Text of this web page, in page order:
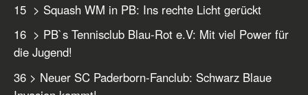
15 > Squash WM in PB: Ins rechte Licht gerückt
16 > PB`s Tennisclub Blau-Rot e.V: Mit viel Power für
die Jugend!
36 > Neuer SC Paderborn-Fanclub: Schwarz Blaue